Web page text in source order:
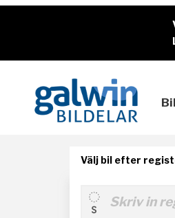
Välj bil efter